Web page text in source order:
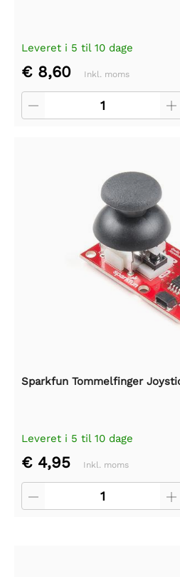
Leveret i 5 til 10 dage
€ 8,60 Inkl. moms
Sparkfun Tommelfinger
Leveret i 5 til 10 dage
€ 4,95 Inkl. moms